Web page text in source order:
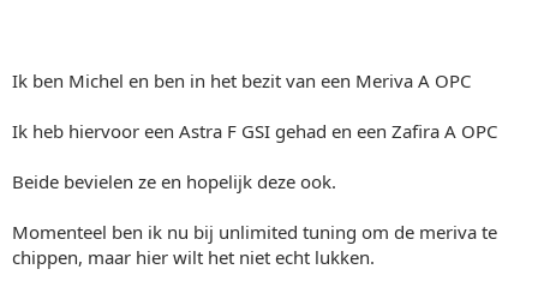
Ik ben Michel en ben in het bezit van een Meriva A OPC
Ik heb hiervoor een Astra F GSI gehad en een Zafira A OPC
Beide bevielen ze en hopelijk deze ook.
Momenteel ben ik nu bij unlimited tuning om de meriva te
chippen, maar hier wilt het niet echt lukken.